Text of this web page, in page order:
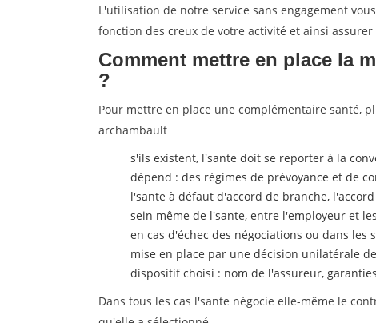
L'utilisation de notre service sans engagement
fonction des creux de votre activité et ainsi
Comment mettre en place la
?
Pour mettre en place une complémentaire santé,
archambault
s'ils existent, l'sante doit se reporter à la
dépend : des régimes de prévoyance et de
l'sante à défaut d'accord de branche,
sein même de l'sante, entre l'employeur et
en cas d'échec des négociations ou dans
mise en place par une décision unilatérale
dispositif choisi : nom de l'assureur,
Dans tous les cas l'sante négocie elle-même le